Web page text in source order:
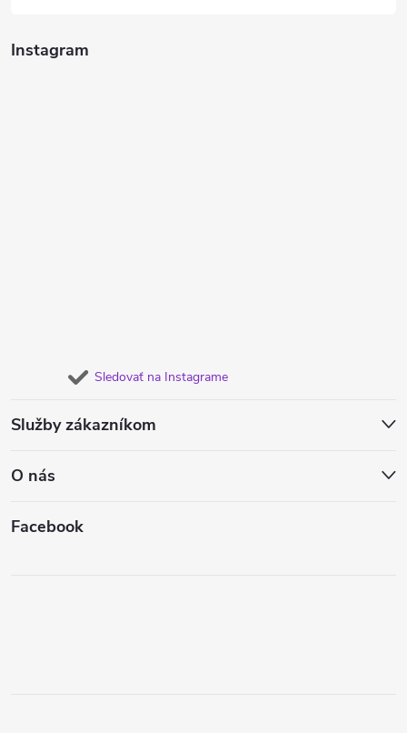
Instagram
Sledovať na Instagrame
Služby zákazníkom
O nás
Facebook